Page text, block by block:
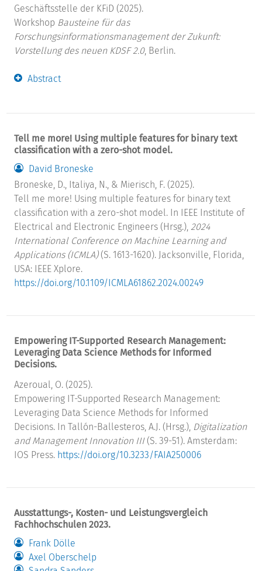
Geschäftsstelle der KFiD (2025).
Workshop Bausteine für das
Forschungsinformationsmanagement der Zukunft:
Vorstellung des neuen KDSF 2.0, Berlin.
Abstract
Tell me more! Using multiple features for binary text
classification with a zero-shot model.
David Broneske
Broneske, D., Italiya, N., & Mierisch, F. (2025).
Tell me more! Using multiple features for binary text
classification with a zero-shot model. In IEEE Institute of
Electrical and Electronic Engineers (Hrsg.), 2024
International Conference on Machine Learning and
Applications (ICMLA) (S. 1613-1620). Jacksonville, Florida,
USA: IEEE Xplore.
https://doi.org/10.1109/ICMLA61862.2024.00249
Empowering IT-Supported Research Management:
Leveraging Data Science Methods for Informed
Decisions.
Azeroual, O. (2025).
Empowering IT-Supported Research Management:
Leveraging Data Science Methods for Informed
Decisions. In Tallón-Ballesteros, A.J. (Hrsg.), Digitalization
and Management Innovation III(S. 39-51). Amsterdam:
IOS Press. https://doi.org/10.3233/FAIA250006
Ausstattungs-, Kosten- und Leistungsvergleich
Fachhochschulen 2023.
Frank Dölle
Axel Oberschelp